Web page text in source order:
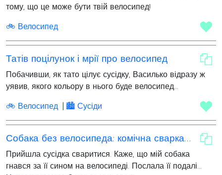
тому, що це може бути твій велосипед!
🚲 Велосипед
Татів поцілунок і мрії про велосипед
Побачивши, як тато цілує сусідку, Василько відразу ж
уявив, якого кольору в нього буде велосипед...
🚲 Велосипед 🏙 Сусіди
Собака без велосипеда: комічна сварка сусідок
Прийшла сусідка сваритися. Каже, що мій собака
гнався за її сином на велосипеді. Послала її подалі...